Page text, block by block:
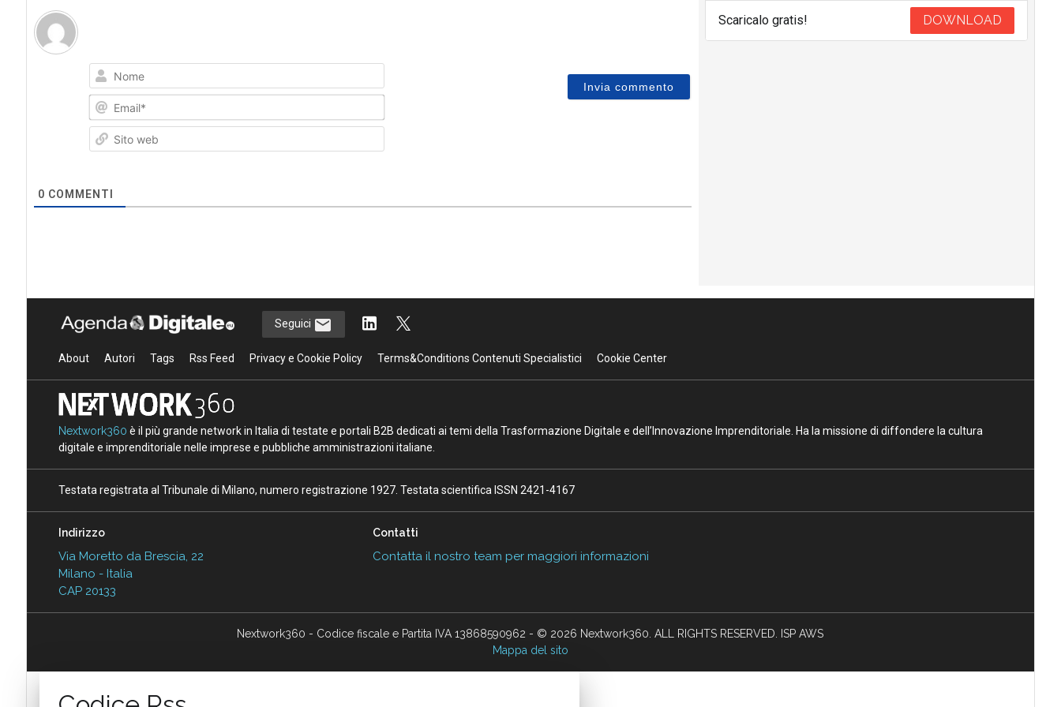
Nome
Email*
Sito
0 COMMENTI
Scaricalo gratis! DOWNLOAD
Seguici
About Autori Tags Rss Feed Privacy e Cookie Policy Terms&Conditions Contenuti Specialistici Cookie Center
Nextwork360 è il più grande network in Italia di testate e portali B2B dedicati ai temi della Trasformazione Digitale e dell’Innovazione Imprenditoriale. Ha la missione di diffondere la cultura
digitale e imprenditoriale nelle imprese e pubbliche amministrazioni italiane.
Testata registrata al Tribunale di Milano, numero registrazione 1927. Testata scientifica ISSN 2421-4167
Indirizzo
Via Moretto da Brescia, 22
Milano - Italia
CAP 20133
Contatti
Contatta il nostro team per maggiori informazioni
Nextwork360 - Codice fiscale e Partita IVA 13868590962 - © 2026 Nextwork360. ALL RIGHTS RESERVED. ISP AWS
Mappa del sito